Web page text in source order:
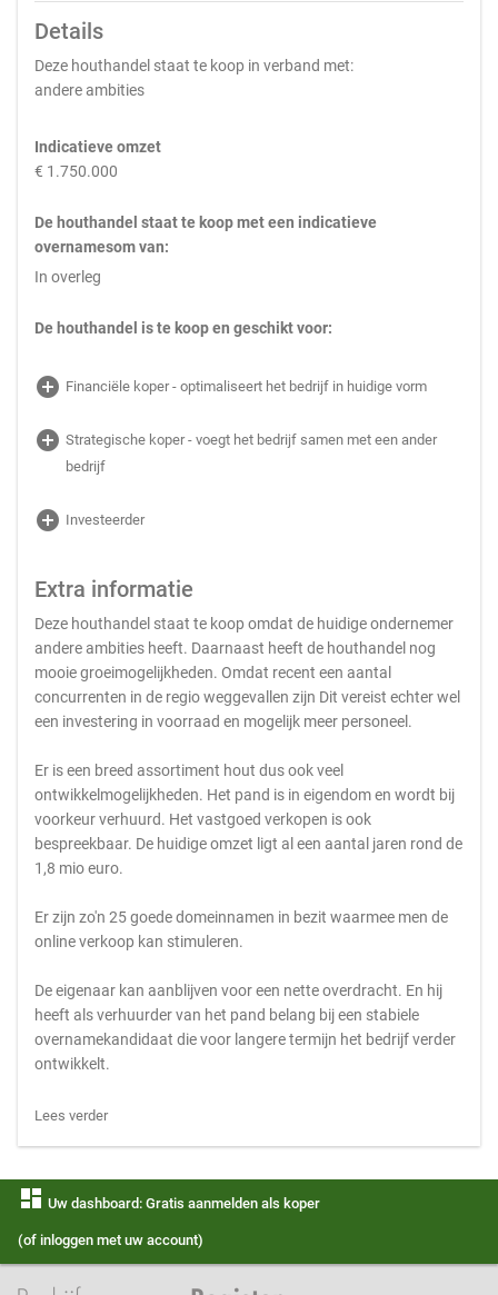
Details
Deze houthandel staat te koop in verband met:
andere ambities
Indicatieve omzet
€ 1.750.000
De houthandel staat te koop met een indicatieve
overnamesom van:
In overleg
De houthandel is te koop en geschikt voor:
add_circle Financiële koper - optimaliseert het bedrijf in huidige vorm
add_circle Strategische koper - voegt het bedrijf samen met een ander
bedrijf
add_circle Investeerder
Extra informatie
Deze houthandel staat te koop omdat de huidige ondernemer
andere ambities heeft. Daarnaast heeft de houthandel nog
mooie groeimogelijkheden. Omdat recent een aantal
concurrenten in de regio weggevallen zijn Dit vereist echter wel
een investering in voorraad en mogelijk meer personeel.
Er is een breed assortiment hout dus ook veel
ontwikkelmogelijkheden. Het pand is in eigendom en wordt bij
voorkeur verhuurd. Het vastgoed verkopen is ook
bespreekbaar. De huidige omzet ligt al een aantal jaren rond de
1,8 mio euro.
Er zijn zo'n 25 goede domeinnamen in bezit waarmee men de
online verkoop kan stimuleren.
De eigenaar kan aanblijven voor een nette overdracht. En hij
heeft als verhuurder van het pand belang bij een stabiele
overnamekandidaat die voor langere termijn het bedrijf verder
ontwikkelt.
Lees verder
dashboard Uw dashboard: Gratis aanmelden als koper
(of inloggen met uw account)